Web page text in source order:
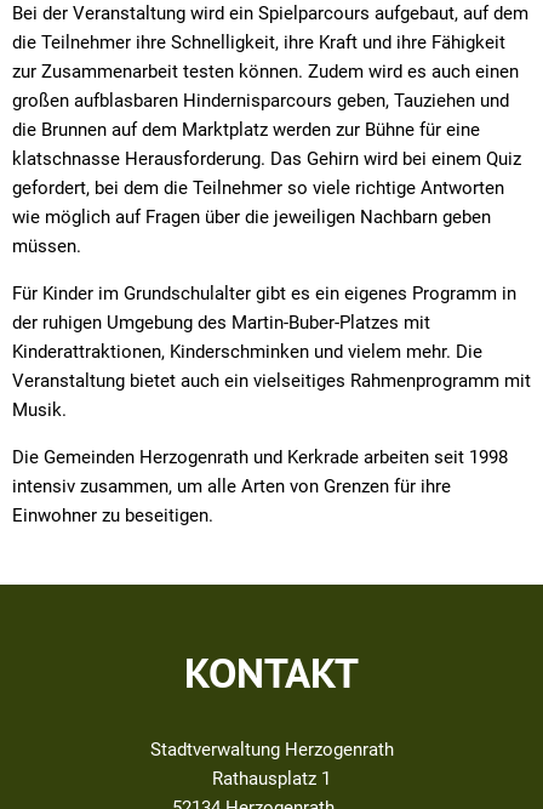
Bei der Veranstaltung wird ein Spielparcours aufgebaut, auf dem
die Teilnehmer ihre Schnelligkeit, ihre Kraft und ihre Fähigkeit
zur Zusammenarbeit testen können. Zudem wird es auch einen
großen aufblasbaren Hindernisparcours geben, Tauziehen und
die Brunnen auf dem Marktplatz werden zur Bühne für eine
klatschnasse Herausforderung. Das Gehirn wird bei einem Quiz
gefordert, bei dem die Teilnehmer so viele richtige Antworten
wie möglich auf Fragen über die jeweiligen Nachbarn geben
müssen.
Für Kinder im Grundschulalter gibt es ein eigenes Programm in
der ruhigen Umgebung des Martin-Buber-Platzes mit
Kinderattraktionen, Kinderschminken und vielem mehr. Die
Veranstaltung bietet auch ein vielseitiges Rahmenprogramm mit
Musik.
Die Gemeinden Herzogenrath und Kerkrade arbeiten seit 1998
intensiv zusammen, um alle Arten von Grenzen für ihre
Einwohner zu beseitigen.
KONTAKT
Stadtverwaltung Herzogenrath
Rathausplatz 1